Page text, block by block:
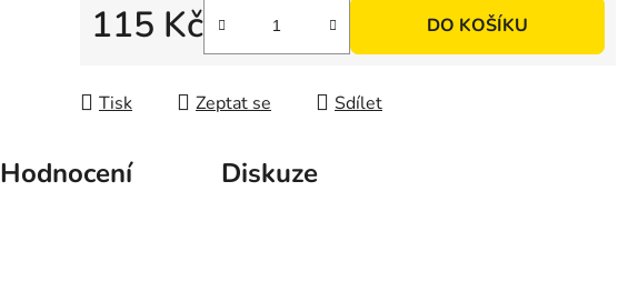
115 Kč DO KOŠÍKU
Tisk Zeptat se Sdílet
Hodnocení Diskuze